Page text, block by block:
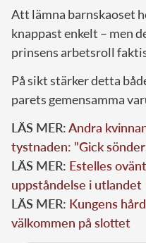
Att lämna barnskaoset
knappast enkelt – men
prinsens arbetsroll
På sikt stärker detta
parets gemensamma
LÄS MER:Andra
tystnaden: ”Gick
LÄS MER: Estelles
uppståndelse i utlandet
LÄS MER: Kungens
välkommen på slottet